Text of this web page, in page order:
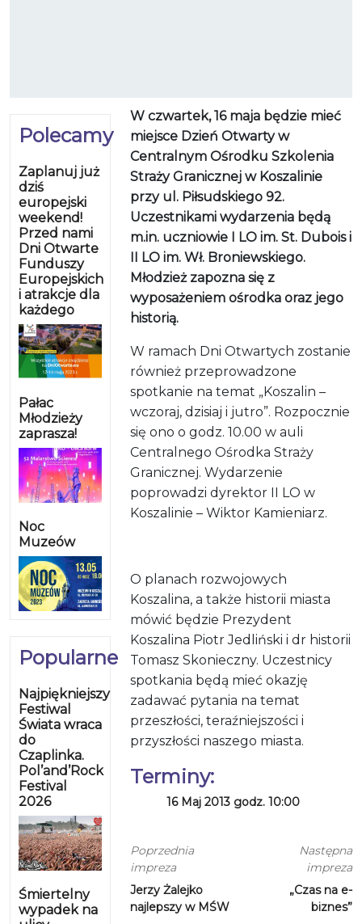
Polecamy
Zaplanuj już
dziś
europejski
weekend!
Przed nami
Dni Otwarte
Funduszy
Europejskich
i atrakcje dla
każdego
Pałac
Młodzieży
zaprasza!
Noc
Muzeów
Popularne
Najpiękniejszy
Festiwal
Świata wraca
do
Czaplinka.
Pol’and’Rock
Festival
2026
Śmiertelny
wypadek na
W czwartek, 16 maja będzie mieć
miejsce Dzień Otwarty w
Centralnym Ośrodku Szkolenia
Straży Granicznej w Koszalinie
przy ul. Piłsudskiego 92.
Uczestnikami wydarzenia będą
m.in. uczniowie I LO im. St. Dubois i
II LO im. Wł. Broniewskiego.
Młodzież zapozna się z
wyposażeniem ośrodka oraz jego
historią.
W ramach Dni Otwartych zostanie
również przeprowadzone
spotkanie na temat „Koszalin –
wczoraj, dzisiaj i jutro”. Rozpocznie
się ono o godz. 10.00 w auli
Centralnego Ośrodka Straży
Granicznej. Wydarzenie
poprowadzi dyrektor II LO w
Koszalinie – Wiktor Kamieniarz.
O planach rozwojowych
Koszalina, a także historii miasta
mówić będzie Prezydent
Koszalina Piotr Jedliński i dr historii
Tomasz Skonieczny. Uczestnicy
spotkania będą mieć okazję
zadawać pytania na temat
przeszłości, teraźniejszości i
przyszłości naszego miasta.
Terminy:
16 Maj 2013 godz. 10:00
Poprzednia
impreza
Jerzy Żalejko
najlepszy w MŚW
Następna
impreza
„Czas na e-
biznes”